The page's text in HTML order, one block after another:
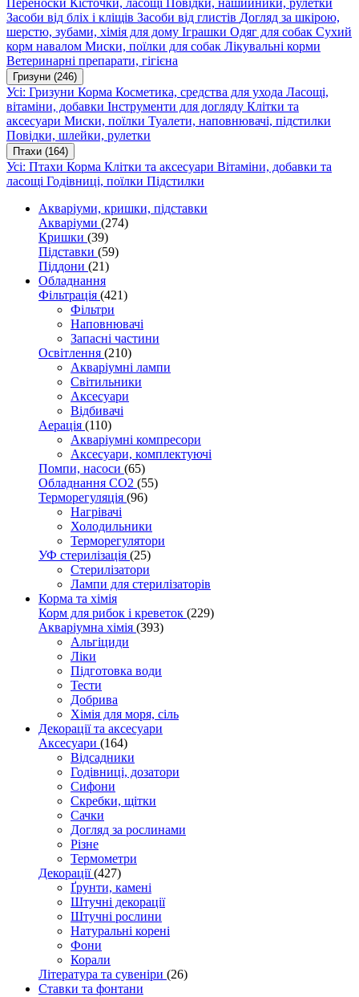
Переноски Кісточки, ласощі Повідки, нашийники, рулетки
Засоби від бліх і кліщів Засоби від глистів Догляд за шкірою,
шерстю, зубами, хімія для дому Іграшки Одяг для собак Сухий
корм навалом Миски, поїлки для собак Лікувальні корми
Ветеринарні препарати, гігієна
Гризуни (246)
Усі: Гризуни Корма Косметика, средства для ухода Ласощі,
вітаміни, добавки Інструменти для догляду Клітки та
аксесуари Миски, поїлки Туалети, наповнювачі, підстилки
Повідки, шлейки, рулетки
Птахи (164)
Усі: Птахи Корма Клітки та аксесуари Вітаміни, добавки та
ласощі Годівниці, поїлки Підстилки
Акваріуми, кришки, підставки
Акваріуми (274)
Кришки (39)
Підставки (59)
Піддони (21)
Обладнання
Фільтрація (421)
Фільтри
Наповнювачі
Запасні частини
Освітлення (210)
Акваріумні лампи
Світильники
Аксесуари
Відбивачі
Аерація (110)
Акваріумні компресори
Аксесуари, комплектуючі
Помпи, насоси (65)
Обладнання CO2 (55)
Терморегуляція (96)
Нагрівачі
Холодильники
Терморегулятори
УФ стерилізація (25)
Стерилізатори
Лампи для стерилізаторів
Корма та хімія
Корм для рибок і креветок (229)
Акваріумна хімія (393)
Альгіциди
Ліки
Підготовка води
Тести
Добрива
Хімія для моря, сіль
Декорації та аксесуари
Аксесуари (164)
Відсадники
Годівниці, дозатори
Сифони
Скребки, щітки
Сачки
Догляд за рослинами
Різне
Термометри
Декорації(427)
Ґрунти, камені
Штучні декорації
Штучні рослини
Натуральні корені
Фони
Корали
Література та сувеніри (26)
Ставки та фонтани